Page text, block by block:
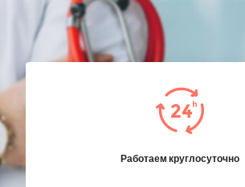
Работаем круглосуточно